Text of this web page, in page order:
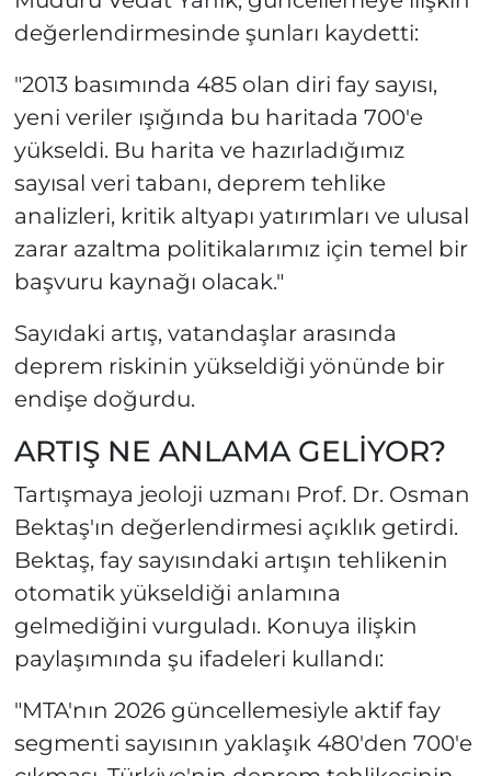
değerlendirmesinde şunları kaydetti:
"2013 basımında 485 olan diri fay sayısı,
yeni veriler ışığında bu haritada 700'e
yükseldi. Bu harita ve hazırladığımız
sayısal veri tabanı, deprem tehlike
analizleri, kritik altyapı yatırımları ve ulusal
zarar azaltma politikalarımız için temel bir
başvuru kaynağı olacak."
Sayıdaki artış, vatandaşlar arasında
deprem riskinin yükseldiği yönünde bir
endişe doğurdu.
ARTIŞ NE ANLAMA GELİYOR?
Tartışmaya jeoloji uzmanı Prof. Dr. Osman
Bektaş'ın değerlendirmesi açıklık getirdi.
Bektaş, fay sayısındaki artışın tehlikenin
otomatik yükseldiği anlamına
gelmediğini vurguladı. Konuya ilişkin
paylaşımında şu ifadeleri kullandı:
"MTA'nın 2026 güncellemesiyle aktif fay
segmenti sayısının yaklaşık 480'den 700'e